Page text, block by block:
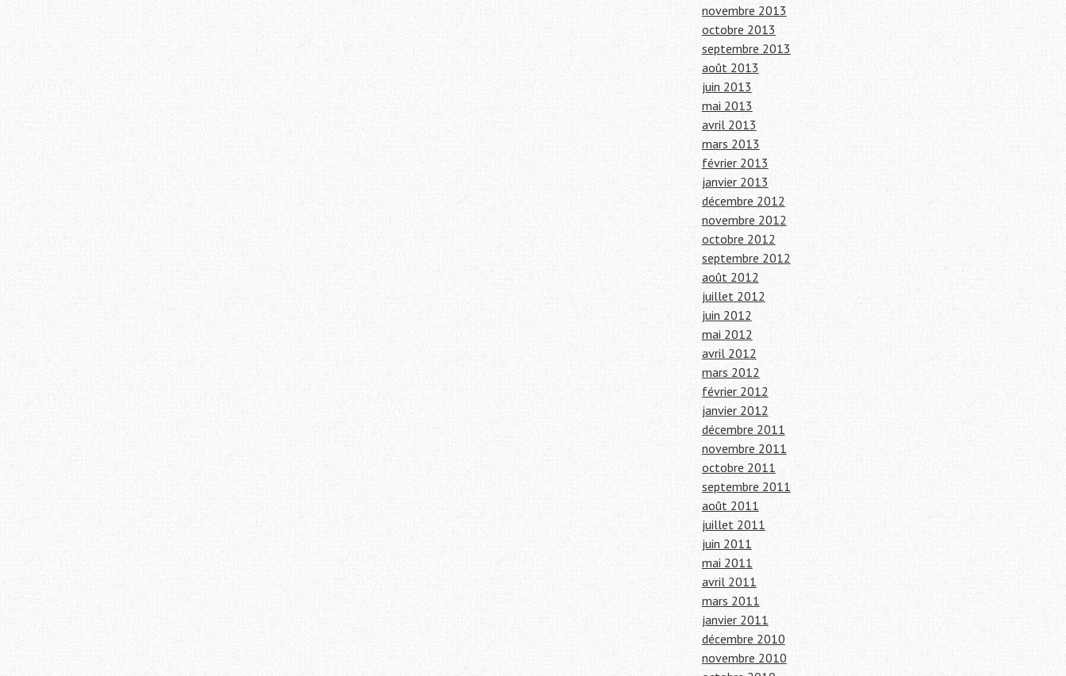
novembre 2013
octobre 2013
septembre 2013
août 2013
juin 2013
mai 2013
avril 2013
mars 2013
février 2013
janvier 2013
décembre 2012
novembre 2012
octobre 2012
septembre 2012
août 2012
juillet 2012
juin 2012
mai 2012
avril 2012
mars 2012
février 2012
janvier 2012
décembre 2011
novembre 2011
octobre 2011
septembre 2011
août 2011
juillet 2011
juin 2011
mai 2011
avril 2011
mars 2011
janvier 2011
décembre 2010
novembre 2010